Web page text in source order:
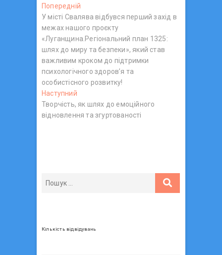
Н
а
в
і
г
а
ц
і
п
і
Попередній
о
п
е
р
е
д
н
й
п
У місті Свалява відбувся перший захід в
межах нашого проєкту
«Луганщина.Регіональний план 1325:
шлях до миру та безпеки», який став
важливим кроком до підтримки
психологічного здоров’я та
особистісного розвитку!
Наступний
а
с
Творчість, як шлях до емоційного
відновлення та згуртованості
Кількість відвідувань